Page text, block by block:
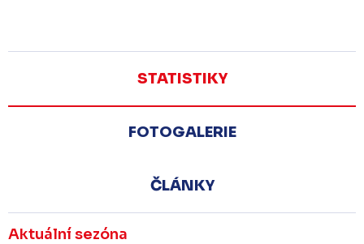
STATISTIKY
FOTOGALERIE
ČLÁNKY
Aktuální sezóna